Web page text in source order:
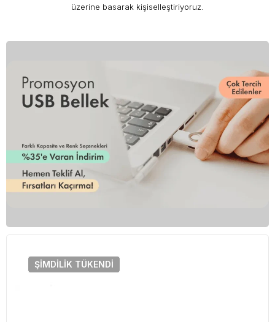
üzerine basarak kişiselleştiriyoruz.
ŞIMDILIK TÜKENDI